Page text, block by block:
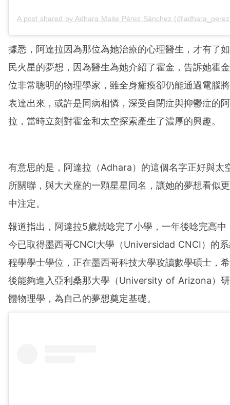
A post shared by Adhara Maite Pérez Sánchez
據悉，阿達拉因為那位為她治療的心理醫生，才有了
民火星的夢想，因為醫生為她介紹了霍金，告訴她霍
位非常聰明的物理學家，雖全身癱瘓卻仍能通過電腦
表達出來，或許是同病相憐，深受自閉症與抑鬱症的
拉，當時立刻對霍金和太空探索產生了濃厚的興趣。
有意思的是，阿達拉（Adhara）的這個名字正好與太
所關聯，與大犬座的一顆星星同名，讓她的夢想看似
中注定。
報道指出，阿達拉5歲就唸完了小學，一年後唸完高中
今已取得墨西哥CNCI大學（Universidad CNCI）的
程學學士學位，正在墨西哥科技大學攻讀數學碩士，
後能夠進入亞利桑那大學（University of Arizona）
體物理學，為自己的夢想奠定基礎。